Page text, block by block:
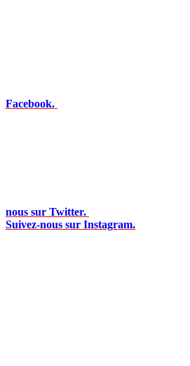
Facebook.
nous sur Twitter.
Suivez-nous sur Instagram.